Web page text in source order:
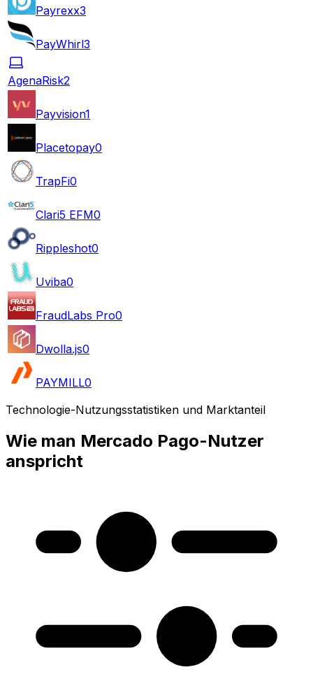
Payrexx3
PayWhirl3
AgenaRisk2
Payvision1
Placetopay0
TrapFi0
Clari5 EFM0
Rippleshot0
Uviba0
FraudLabs Pro0
Dwolla.js0
PAYMILL0
Technologie-Nutzungsstatistiken und Marktanteil
Wie man Mercado Pago-Nutzer
anspricht